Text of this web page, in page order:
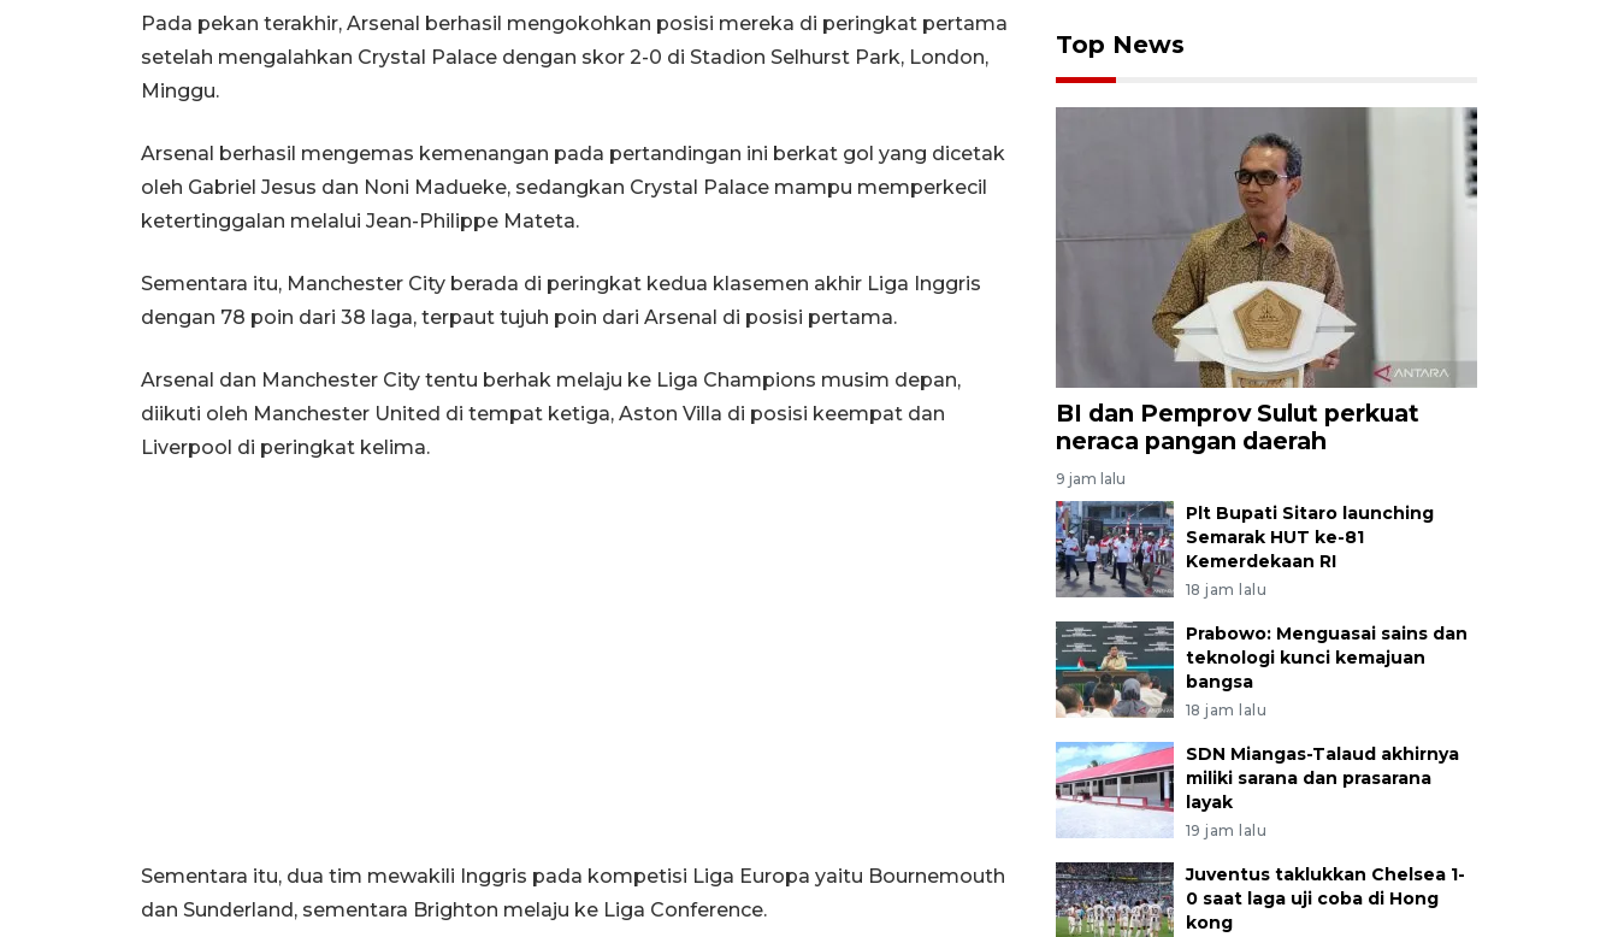
Pada pekan terakhir, Arsenal berhasil mengokohkan posisi mereka di peringkat pertama
setelah mengalahkan Crystal Palace dengan skor 2-0 di Stadion Selhurst Park, London,
Minggu.
Arsenal berhasil mengemas kemenangan pada pertandingan ini berkat gol yang dicetak
oleh Gabriel Jesus dan Noni Madueke, sedangkan Crystal Palace mampu memperkecil
ketertinggalan melalui Jean-Philippe Mateta.
Sementara itu, Manchester City berada di peringkat kedua klasemen akhir Liga Inggris
dengan 78 poin dari 38 laga, terpaut tujuh poin dari Arsenal di posisi pertama.
Arsenal dan Manchester City tentu berhak melaju ke Liga Champions musim depan,
diikuti oleh Manchester United di tempat ketiga, Aston Villa di posisi keempat dan
Liverpool di peringkat kelima.
Sementara itu, dua tim mewakili Inggris pada kompetisi Liga Europa yaitu Bournemouth
dan Sunderland, sementara Brighton melaju ke Liga Conference.
Top News
BI dan Pemprov Sulut perkuat
neraca pangan daerah
9 jam lalu
Plt Bupati Sitaro launching
Semarak HUT ke-81
Kemerdekaan RI
18 jam lalu
Prabowo: Menguasai sains dan
teknologi kunci kemajuan
bangsa
18 jam lalu
SDN Miangas-Talaud akhirnya
miliki sarana dan prasarana
layak
19 jam lalu
Juventus taklukkan Chelsea 1-
0 saat laga uji coba di Hong
kong